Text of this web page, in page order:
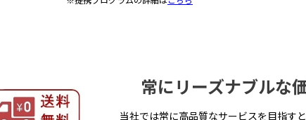
常にリーズナブルな
当社では常に高品質なサービスを目指す